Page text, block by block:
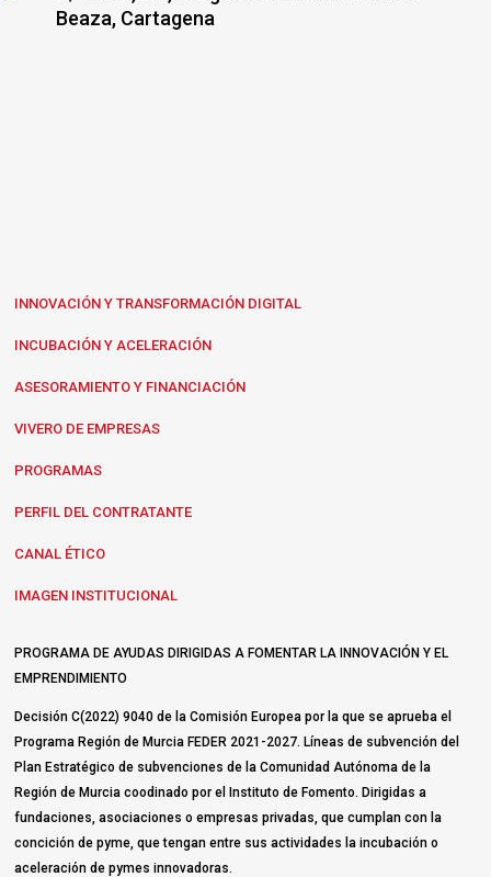
Beaza, Cartagena
INNOVACIÓN Y TRANSFORMACIÓN DIGITAL
INCUBACIÓN Y ACELERACIÓN
ASESORAMIENTO Y FINANCIACIÓN
VIVERO DE EMPRESAS
PROGRAMAS
PERFIL DEL CONTRATANTE
CANAL ÉTICO
IMAGEN INSTITUCIONAL
PROGRAMA DE AYUDAS DIRIGIDAS A FOMENTAR LA INNOVACIÓN Y EL
EMPRENDIMIENTO
Decisión C(2022) 9040 de la Comisión Europea por la que se aprueba el
Programa Región de Murcia FEDER 2021-2027. Líneas de subvención del
Plan Estratégico de subvenciones de la Comunidad Autónoma de la
Región de Murcia coodinado por el Instituto de Fomento. Dirigidas a
fundaciones, asociaciones o empresas privadas, que cumplan con la
concición de pyme, que tengan entre sus actividades la incubación o
aceleración de pymes innovadoras.